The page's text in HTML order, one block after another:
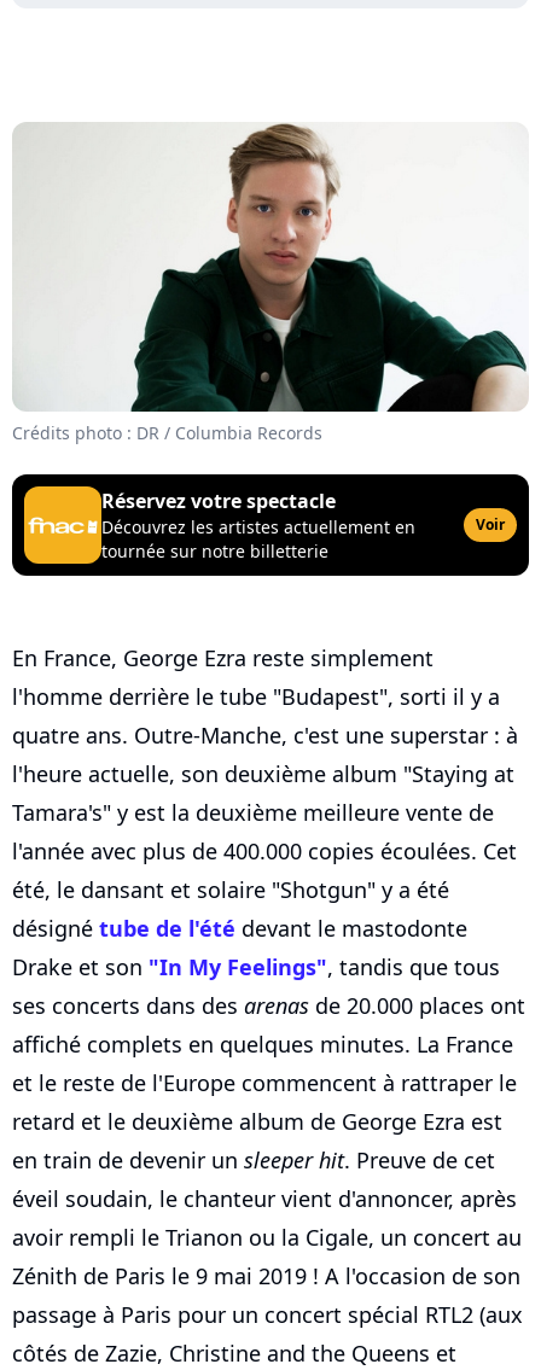
Crédits photo : DR / Columbia Records
Réservez votre spectacle
Découvrez les artistes actuellement en
tournée sur notre billetterie
Voir
En France, George Ezra reste simplement
l'homme derrière le tube "Budapest", sorti il y a
quatre ans. Outre-Manche, c'est une superstar : à
l'heure actuelle, son deuxième album "Staying at
Tamara's" y est la deuxième meilleure vente de
l'année avec plus de 400.000 copies écoulées. Cet
été, le dansant et solaire "Shotgun" y a été
désigné tube de l'été devant le mastodonte
Drake et son "In My Feelings", tandis que tous
ses concerts dans des arenas de 20.000 places ont
affiché complets en quelques minutes. La France
et le reste de l'Europe commencent à rattraper le
retard et le deuxième album de George Ezra est
en train de devenir un sleeper hit. Preuve de cet
éveil soudain, le chanteur vient d'annoncer, après
avoir rempli le Trianon ou la Cigale, un concert au
Zénith de Paris le 9 mai 2019 ! A l'occasion de son
passage à Paris pour un concert spécial RTL2 (aux
côtés de Zazie, Christine and the Queens et